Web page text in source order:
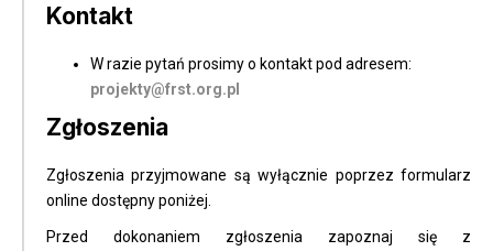
Kontakt
W razie pytań prosimy o kontakt pod adresem:
projekty@frst.org.pl
Zgłoszenia
Zgłoszenia przyjmowane są wyłącznie poprzez formularz
online dostępny poniżej.
Przed dokonaniem zgłoszenia zapoznaj się z